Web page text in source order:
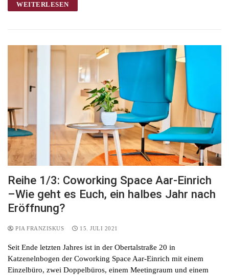
WEITERLESEN
Reihe 1/3: Coworking Space Aar-Einrich
–Wie geht es Euch, ein halbes Jahr nach
Eröffnung?
PIA FRANZISKUS 15. JULI 2021
Seit Ende letzten Jahres ist in der Obertalstraße 20 in
Katzenelnbogen der Coworking Space Aar-Einrich mit einem
Einzelbüro, zwei Doppelbüros, einem Meetingraum und einem